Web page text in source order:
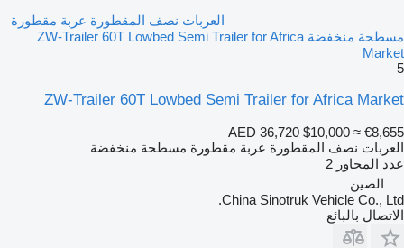
العربات نصف المقطورة عربة مقطورة
مسطحة منخفضة ZW-Trailer 60T Lowbed Semi Trailer for Africa
Market
5
ZW-Trailer 60T Lowbed Semi Trailer for Africa Market
AED 36,720 $10,000 ≈ €8,655
العربات نصف المقطورة عربة مقطورة مسطحة منخفضة
عدد المحاور 2
الصين
China Sinotruk Vehicle Co., Ltd.
الاتصال بالبائع